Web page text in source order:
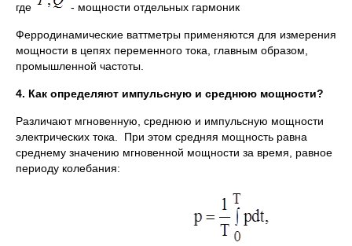
где - мощности отдельных гармоник
Ферродинамические ваттметры применяются для измерения
мощности в цепях переменного тока, главным образом,
промышленной частоты.
4. Как определяют импульсную и среднюю мощности?
Различают мгновенную, среднюю и импульсную мощности
электрических тока. При этом средняя мощность равна
среднему значению мгновенной мощности за время, равное
периоду колебания: